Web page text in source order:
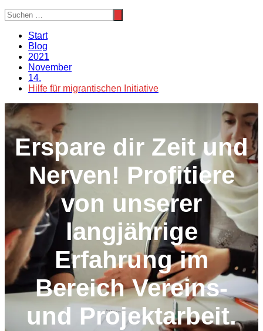
Start
Blog
2021
November
14.
Hilfe für migrantischen Initiative
Erspare dir Zeit und
Nerven! Profitiere
von unserer
langjährige
Erfahrung im
Bereich Vereins-
und Projektarbeit.